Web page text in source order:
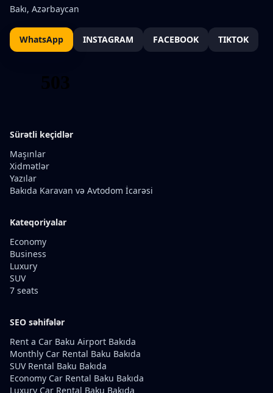
Bakı, Azərbaycan
WhatsApp INSTAGRAM FACEBOOK TIKTOK
Sürətli keçidlər
Maşınlar
Xidmətlər
Yazılar
Bakıda Karavan və Avtodom İcarəsi
Kateqoriyalar
Economy
Business
Luxury
SUV
7 seats
SEO səhifələr
Rent a Car Baku Airport Bakıda
Monthly Car Rental Baku Bakıda
SUV Rental Baku Bakıda
Economy Car Rental Baku Bakıda
Luxury Car Rental Baku Bakıda